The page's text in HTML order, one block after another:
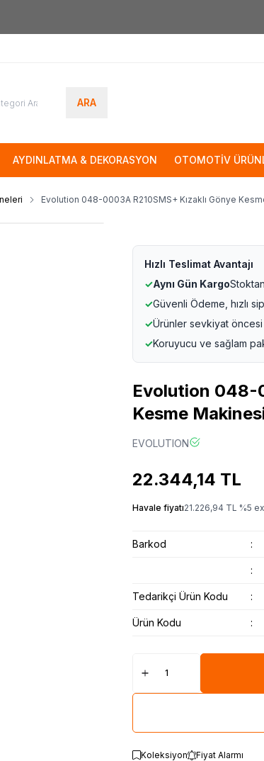
ARA
AYDINLATMA & DEKORASYON OTOMOTİV
Evolution 048-0003A R210SMS+ Kızaklı Gönye
Hızlı Teslimat Avantajı
✓Aynı Gün Kargo
✓Güvenli Ödeme, hızlı
✓Ürünler sevkiyat
✓Koruyucu ve sağlam
Evolution 048-
Kesme
EVOLUTION
22.344,14 TL
Havale fiyatı21.226,94 TL %5
Barkod :
:
Tedarikçi Ürün Kodu :
Ürün Kodu :
Koleksiyon Fiyat Alarmı